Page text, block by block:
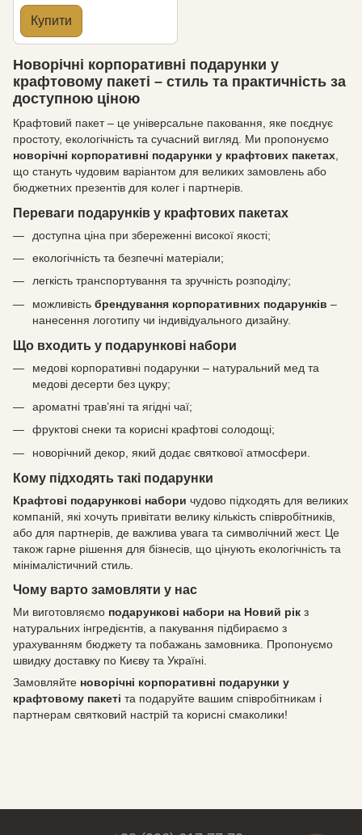
Купити
Новорічні корпоративні подарунки у
крафтовому пакеті – стиль та практичність за
доступною ціною
Крафтовий пакет – це універсальне паковання, яке поєднує
простоту, екологічність та сучасний вигляд. Ми пропонуємо
новорічні корпоративні подарунки у крафтових пакетах
що стануть чудовим варіантом для великих замовлень або
бюджетних презентів для колег і партнерів.
Переваги подарунків у крафтових пакетах
доступна ціна при збереженні високої якості;
екологічність та безпечні матеріали;
легкість транспортування та зручність розподілу;
можливість брендування корпоративних подарунків –
нанесення логотипу чи індивідуального дизайну.
Що входить у подарункові набори
медові корпоративні подарунки – натуральний мед та
медові десерти без цукру;
ароматні трав’яні та ягідні чаї;
фруктові снеки та корисні крафтові солодощі;
новорічний декор, який додає святкової атмосфери.
Кому підходять такі подарунки
Крафтові подарункові набори чудово підходять для великих
компаній, які хочуть привітати велику кількість співробітників,
або для партнерів, де важлива увага та символічний жест. Це
також гарне рішення для бізнесів, що цінують екологічність та
мінімалістичний стиль.
Чому варто замовляти у нас
Ми виготовляємо подарункові набори на Новий рік з
натуральних інгредієнтів, а пакування підбираємо з
урахуванням бюджету та побажань замовника. Пропонуємо
швидку доставку по Києву та Україні.
Замовляйте новорічні корпоративні подарунки у
крафтовому пакеті та подаруйте вашим співробітникам і
партнерам святковий настрій та корисні смаколики!